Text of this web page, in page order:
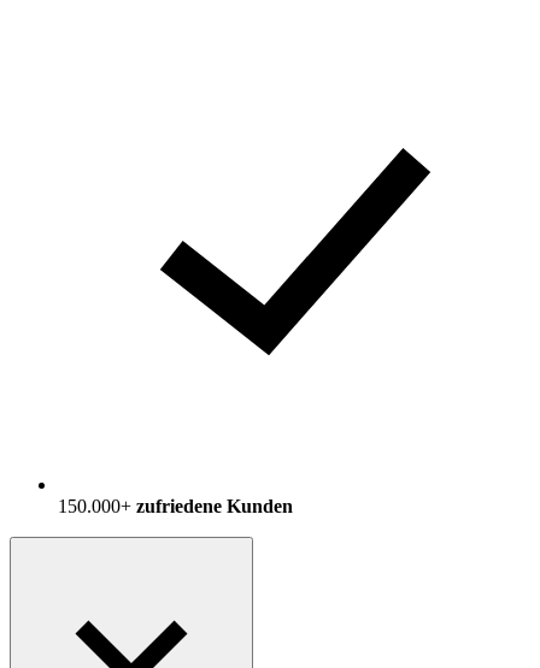
150.000+ zufriedene Kunden